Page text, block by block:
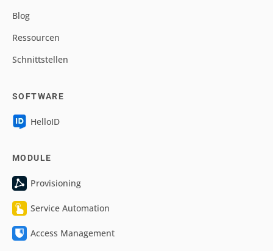
Blog
Ressourcen
Schnittstellen
SOFTWARE
HelloID
MODULE
Provisioning
Service Automation
Access Management